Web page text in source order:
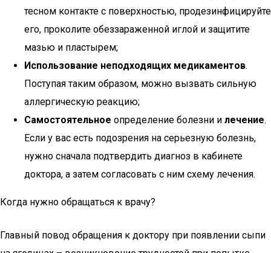
тесном контакте с поверхностью, продезинфицируйте
его, проколите обеззараженной иглой и защитите
мазью и пластырем;
Использование неподходящих медикаментов.
Поступая таким образом, можно вызвать сильную
аллергическую реакцию;
Самостоятельное определение болезни и лечение.
Если у вас есть подозрения на серьезную болезнь,
нужно сначала подтвердить диагноз в кабинете
доктора, а затем согласовать с ним схему лечения.
Когда нужно обращаться к врачу?
Главный повод обращения к доктору при появлении сыпи